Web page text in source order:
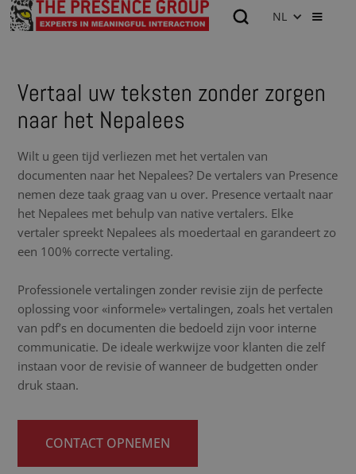
NL
Vertaal uw teksten zonder zorgen
naar het Nepalees
Wilt u geen tijd verliezen met het vertalen van
documenten naar het Nepalees? De vertalers van Presence
nemen deze taak graag van u over. Presence vertaalt naar
het Nepalees met behulp van native vertalers. Elke
vertaler spreekt Nepalees als moedertaal en garandeert zo
een 100% correcte vertaling.
Professionele vertalingen zonder revisie zijn de perfecte
oplossing voor «informele» vertalingen, zoals het vertalen
van pdf’s en documenten die bedoeld zijn voor interne
communicatie. De ideale werkwijze voor klanten die zelf
instaan voor de revisie of wanneer de budgetten onder
druk staan.
CONTACT OPNEMEN